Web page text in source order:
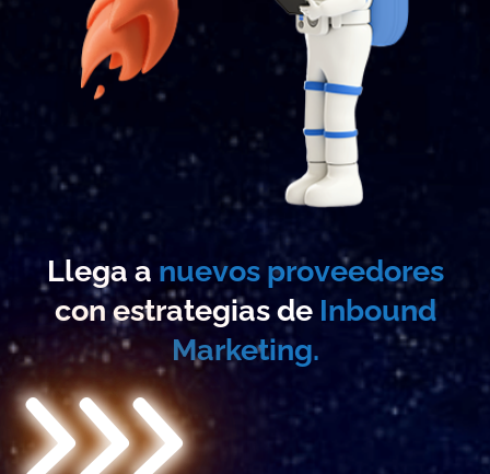
Llega a nuevos proveedores
con estrategias de Inbound
Marketing.
>>>